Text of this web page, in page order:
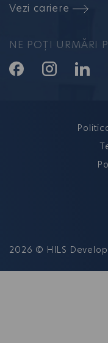
Vezi cariere
NE POȚI URMĂRI
2026 © HILS